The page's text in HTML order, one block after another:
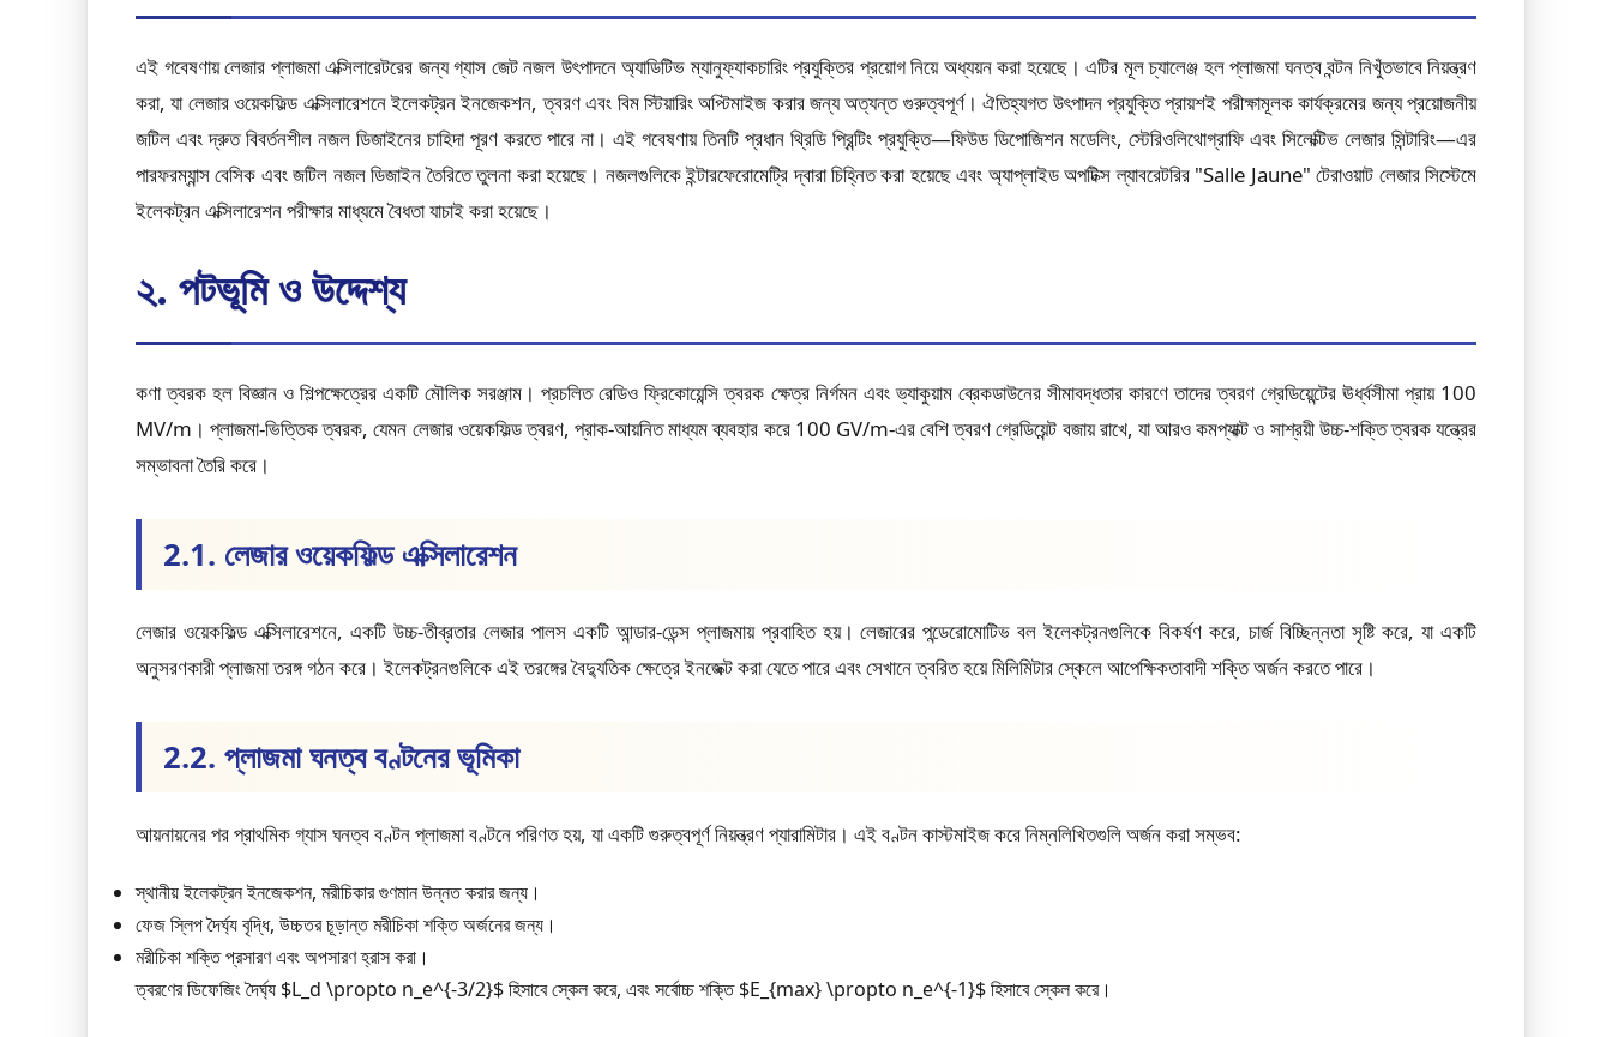
এই গবেষণায় লেজার প্লাজমা এক্সিলারেটরের জন্য গ্যাস জেট নজল উৎপাদনে অ্যাডিটিভ ম্যানুফ্যাকচারিং প্রযুক্তির প্রয়োগ নিয়ে অধ্যয়ন করা হয়েছে। এটির মূল চ্যালেঞ্জ হল প্লাজমা ঘনত্ব বন্টন নিখুঁতভাবে নিয়ন্ত্রণ
করা, যা লেজার ওয়েকফিল্ড এক্সিলারেশনে ইলেকট্রন ইনজেকশন, ত্বরণ এবং বিম স্টিয়ারিং অপ্টিমাইজ করার জন্য অত্যন্ত গুরুত্বপূর্ণ। ঐতিহ্যগত উৎপাদন প্রযুক্তি প্রায়শই পরীক্ষামূলক কার্যক্রমের জন্য প্রয়োজনীয়
জটিল এবং দ্রুত বিবর্তনশীল নজল ডিজাইনের চাহিদা পূরণ করতে পারে না। এই গবেষণায় তিনটি প্রধান থ্রিডি প্রিন্টিং প্রযুক্তি—ফিউড ডিপোজিশন মডেলিং, স্টেরিওলিথোগ্রাফি এবং সিলেক্টিভ লেজার সিন্টারিং—এর
পারফরম্যান্স বেসিক এবং জটিল নজল ডিজাইন তৈরিতে তুলনা করা হয়েছে। নজলগুলিকে ইন্টারফেরোমেট্রি দ্বারা চিহ্নিত করা হয়েছে এবং অ্যাপ্লাইড অপটিক্স ল্যাবরেটরির "Salle Jaune" টেরাওয়াট লেজার সিস্টেমে
ইলেকট্রন এক্সিলারেশন পরীক্ষার মাধ্যমে বৈধতা যাচাই করা হয়েছে।
২. পটভূমি ও উদ্দেশ্য
কণা ত্বরক হল বিজ্ঞান ও শিল্পক্ষেত্রের একটি মৌলিক সরঞ্জাম। প্রচলিত রেডিও ফ্রিকোয়েন্সি ত্বরক ক্ষেত্র নির্গমন এবং ভ্যাকুয়াম ব্রেকডাউনের সীমাবদ্ধতার কারণে তাদের ত্বরণ গ্রেডিয়েন্টের ঊর্ধ্বসীমা প্রায় 100
MV/m। প্লাজমা-ভিত্তিক ত্বরক, যেমন লেজার ওয়েকফিল্ড ত্বরণ, প্রাক-আয়নিত মাধ্যম ব্যবহার করে 100 GV/m-এর বেশি ত্বরণ গ্রেডিয়েন্ট বজায় রাখে, যা আরও কমপ্যাক্ট ও সাশ্রয়ী উচ্চ-শক্তি ত্বরক যন্ত্রের
সম্ভাবনা তৈরি করে।
2.1. লেজার ওয়েকফিল্ড এক্সিলারেশন
লেজার ওয়েকফিল্ড এক্সিলারেশনে, একটি উচ্চ-তীব্রতার লেজার পালস একটি আন্ডার-ডেন্স প্লাজমায় প্রবাহিত হয়। লেজারের পন্ডেরোমোটিভ বল ইলেকট্রনগুলিকে বিকর্ষণ করে, চার্জ বিচ্ছিন্নতা সৃষ্টি করে, যা একটি
অনুসরণকারী প্লাজমা তরঙ্গ গঠন করে। ইলেকট্রনগুলিকে এই তরঙ্গের বৈদ্যুতিক ক্ষেত্রে ইনজেক্ট করা যেতে পারে এবং সেখানে ত্বরিত হয়ে মিলিমিটার স্কেলে আপেক্ষিকতাবাদী শক্তি অর্জন করতে পারে।
2.2. প্লাজমা ঘনত্ব বণ্টনের ভূমিকা
আয়নায়নের পর প্রাথমিক গ্যাস ঘনত্ব বণ্টন প্লাজমা বণ্টনে পরিণত হয়, যা একটি গুরুত্বপূর্ণ নিয়ন্ত্রণ প্যারামিটার। এই বণ্টন কাস্টমাইজ করে নিম্নলিখিতগুলি অর্জন করা সম্ভব:
স্থানীয় ইলেকট্রন ইনজেকশন, মরীচিকার গুণমান উন্নত করার জন্য।
ফেজ স্লিপ দৈর্ঘ্য বৃদ্ধি, উচ্চতর চূড়ান্ত মরীচিকা শক্তি অর্জনের জন্য।
মরীচিকা শক্তি প্রসারণ এবং অপসারণ হ্রাস করা।
ত্বরণের ডিফেজিং দৈর্ঘ্য $L_d \propto n_e^{-3/2}$ হিসাবে স্কেল করে, এবং সর্বোচ্চ শক্তি $E_{max} \propto n_e^{-1}$ হিসাবে স্কেল করে।